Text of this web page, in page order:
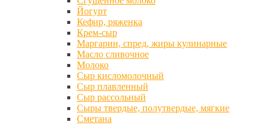
Йогурт
Кефир, ряженка
Крем-сыр
Маргарин, спред, жиры кулинарные
Масло сливочное
Молоко
Сыр кисломолочный
Сыр плавленный
Сыр рассольный
Сыры твердые, полутвердые, мягкие
Сметана